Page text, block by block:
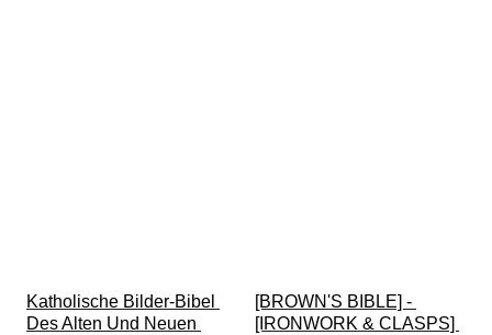
Katholische Bilder-Bibel
Des Alten Und Neuen
[BROWN'S BIBLE] -
[IRONWORK & CLASPS]